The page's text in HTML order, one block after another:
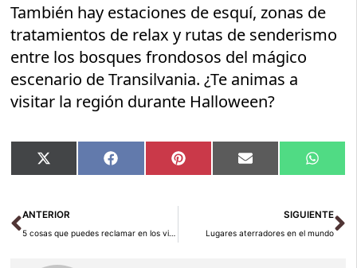
También hay estaciones de esquí, zonas de
tratamientos de relax y rutas de senderismo
entre los bosques frondosos del mágico
escenario de Transilvania. ¿Te animas a
visitar la región durante Halloween?
Compartir
en
X
(Twitter)
Compartir
en
Facebook Compartir
en
Pinterest Compartir
en
Email
en
Ant
ANTERIOR
5 cosas que puedes reclamar en los viajes de avión cuando hay problemas
SIGUIENTE
Lugares aterradores en el mundo